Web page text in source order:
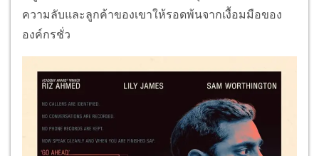
ความลับและลูกค้าของเขาให้รอดพ้นจากเงื้อมมือของ
องค์กรชั่ว